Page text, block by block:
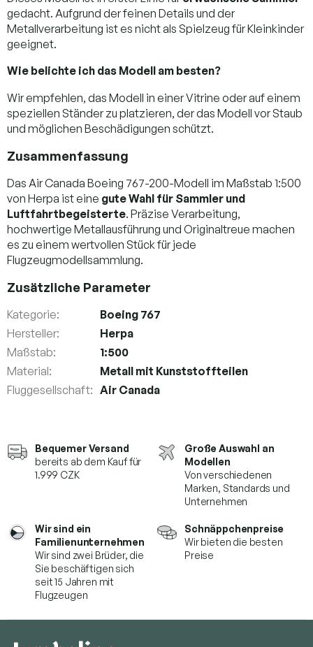
Bequemer Versand
bereits ab dem Kauf für
1.999 CZK
Große Auswahl an
Modellen
Von verschiedenen
Marken, Standards und
Unternehmen
Wir sind ein
Familienunternehmen
Wir sind zwei Brüder, die
Sie beschäftigen sich
seit 15 Jahren mit
Flugzeugen
Schnäppchenpreise
Wir bieten die besten
Preise
gedacht. Aufgrund der feinen Details und der
Metallverarbeitung ist es nicht als Spielzeug für Kleinkinder
geeignet.
Wie belichte ich das Modell am besten?
Wir empfehlen, das Modell in einer Vitrine oder auf einem
speziellen Ständer zu platzieren, der das Modell vor Staub
und möglichen Beschädigungen schützt.
Zusammenfassung
Das Air Canada Boeing 767-200-Modell im Maßstab 1:500
von Herpa ist eine gute Wahl für Sammler und
Luftfahrtbegeisterte. Präzise Verarbeitung,
hochwertige Metallausführung und Originaltreue machen
es zu einem wertvollen Stück für jede
Flugzeugmodellsammlung.
Zusätzliche Parameter
Kategorie:
Boeing 767
Hersteller:
Herpa
Maßstab:
1:500
Material:
Metall mit Kunststoffteilen
Fluggesellschaft: Air Canada